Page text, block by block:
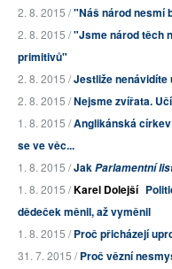
2. 8. 2015 /"Náš národ nesmí
2. 8. 2015 /"Jsme národ těch
primitivů"
2. 8. 2015 /Jestliže nenávidíte
2. 8. 2015 /Nejsme zvířata.
1. 8. 2015 /Anglikánská
se ve věc...
1. 8. 2015 /JakParlamentní
1. 8. 2015 /Karel Dolejší
dědeček měnil, až vyměnil
1. 8. 2015 /Proč přicházejí
31. 7. 2015 /Proč vězní